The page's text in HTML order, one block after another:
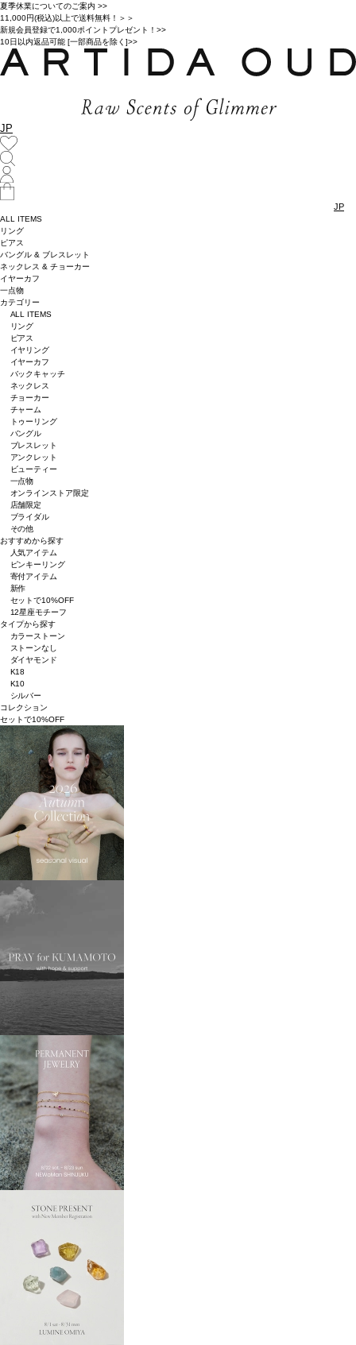
夏季休業についてのご案内 >>
11,000円(税込)以上で送料無料！＞＞
新規会員登録で1,000ポイントプレゼント！>>
10日以内返品可能 [一部商品を除く]>>
JP
JP
ALL ITEMS
リング
ピアス
バングル & ブレスレット
ネックレス & チョーカー
イヤーカフ
一点物
カテゴリー
ALL ITEMS
リング
ピアス
イヤリング
イヤーカフ
バックキャッチ
ネックレス
チョーカー
チャーム
トゥーリング
バングル
ブレスレット
アンクレット
ビューティー
一点物
オンラインストア限定
店舗限定
ブライダル
その他
おすすめから探す
人気アイテム
ピンキーリング
寄付アイテム
新作
セットで10%OFF
12星座モチーフ
タイプから探す
カラーストーン
ストーンなし
ダイヤモンド
K18
K10
シルバー
コレクション
セットで10%OFF